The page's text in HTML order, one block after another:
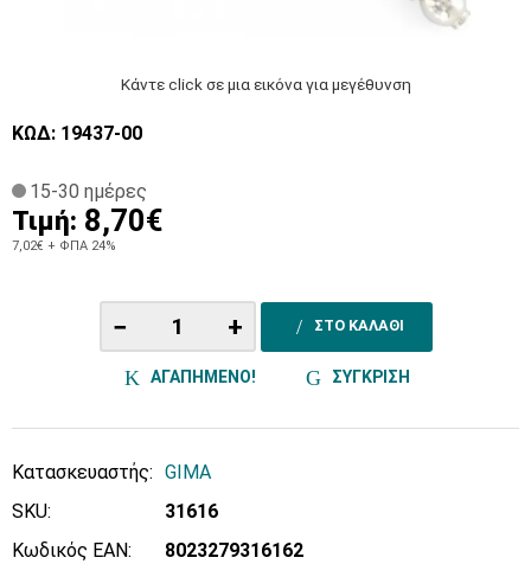
Κάντε click σε μια εικόνα για μεγέθυνση
ΚΩΔ: 19437-00
15-30 ημέρες
Τιμή: 8,70€
7,02€ + ΦΠΑ 24%
− + ΣΤΟ ΚΑΛΑΘΙ
ΑΓΑΠΗΜΕΝΟ! ΣΥΓΚΡΙΣΗ
Κατασκευαστής: GIMA
SKU:
31616
Κωδικός EAN:
8023279316162